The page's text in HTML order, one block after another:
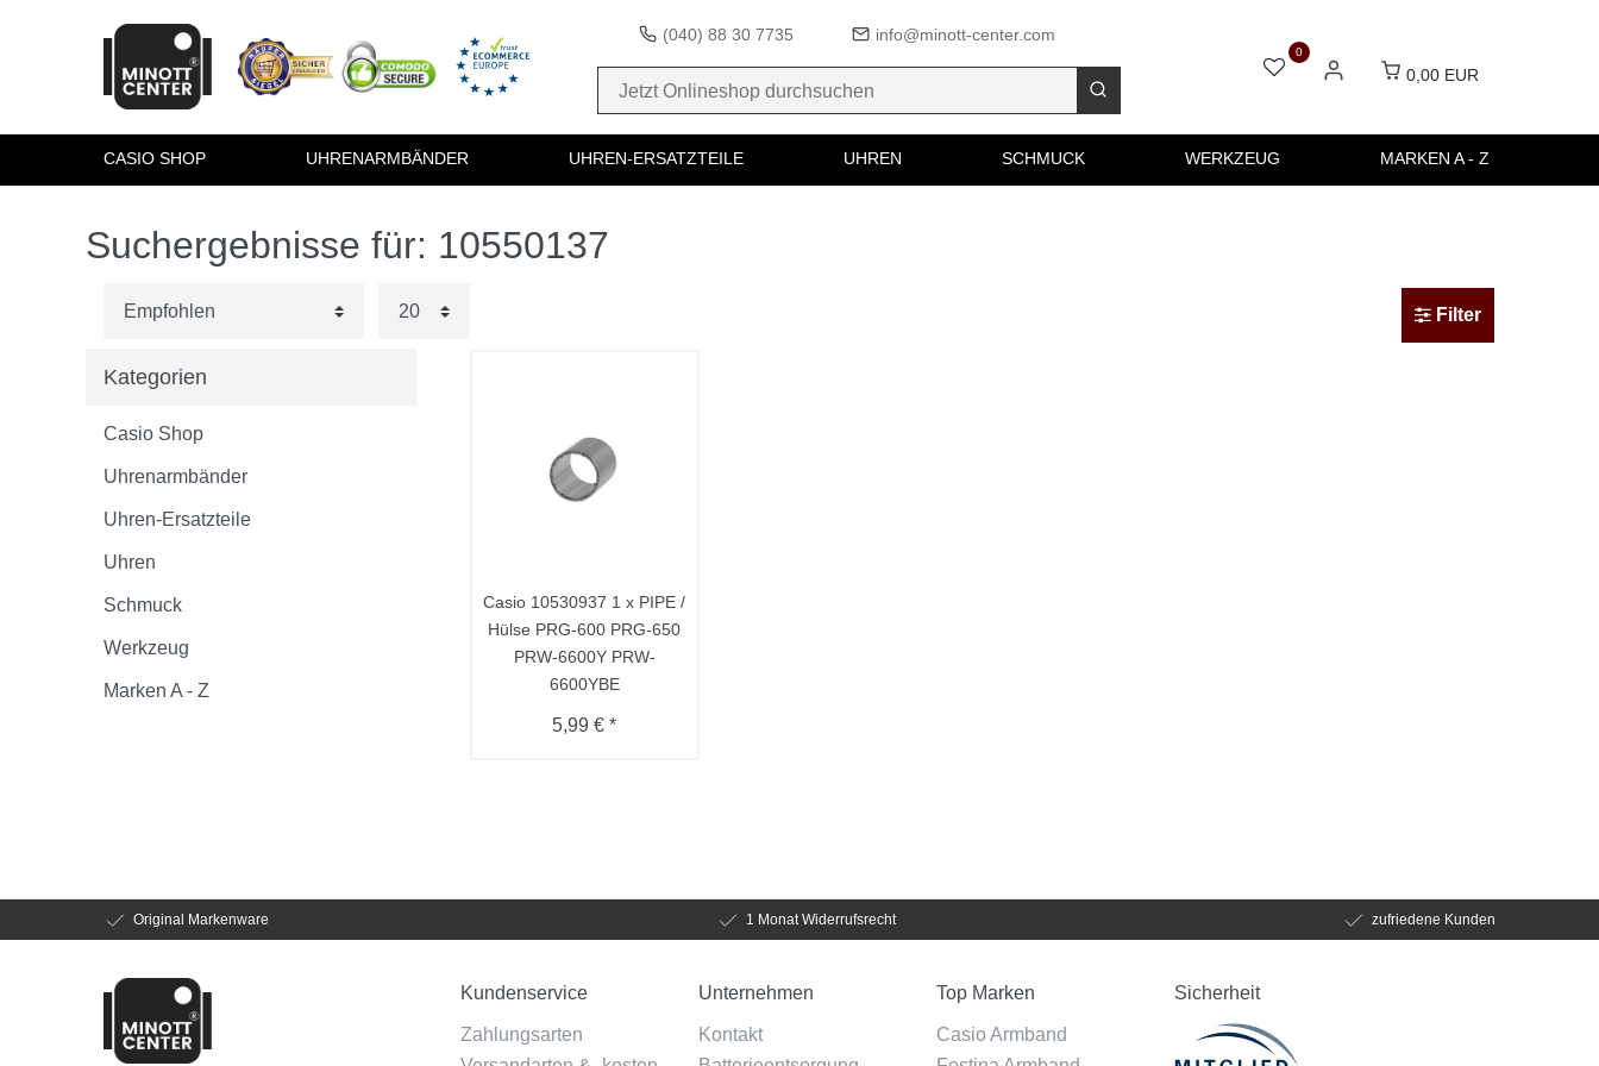
(040) 88 30 7735 info@minott-center.com
0
0,00 EUR
CASIO SHOP UHRENARMBÄNDER UHREN-ERSATZTEILE UHREN SCHMUCK WERKZEUG MARKEN A - Z
Suchergebnisse für: 10550137
Filter
Kategorien
Casio Shop
Uhrenarmbänder
Uhren-Ersatzteile
Uhren
Schmuck
Werkzeug
Marken A - Z
Casio 10530937 1 x PIPE /
Hülse PRG-600 PRG-650
PRW-6600Y PRW-
6600YBE
5,99 € *
Original Markenware 1 Monat Widerrufsrecht zufriedene Kunden
Kundenservice
Zahlungsarten
Unternehmen
Kontakt
Top Marken
Casio Armband
Sicherheit